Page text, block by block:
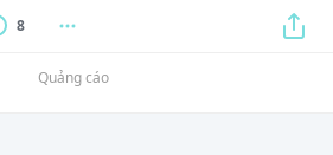
8
Quảng cáo